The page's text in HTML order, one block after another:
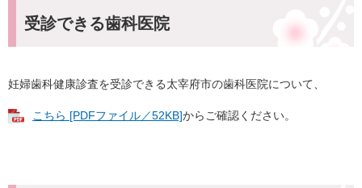
受診できる歯科医院
妊婦歯科健康診査を受診できる太宰府市の歯科医院について、
こちら [PDFファイル／52KB]からご確認ください。